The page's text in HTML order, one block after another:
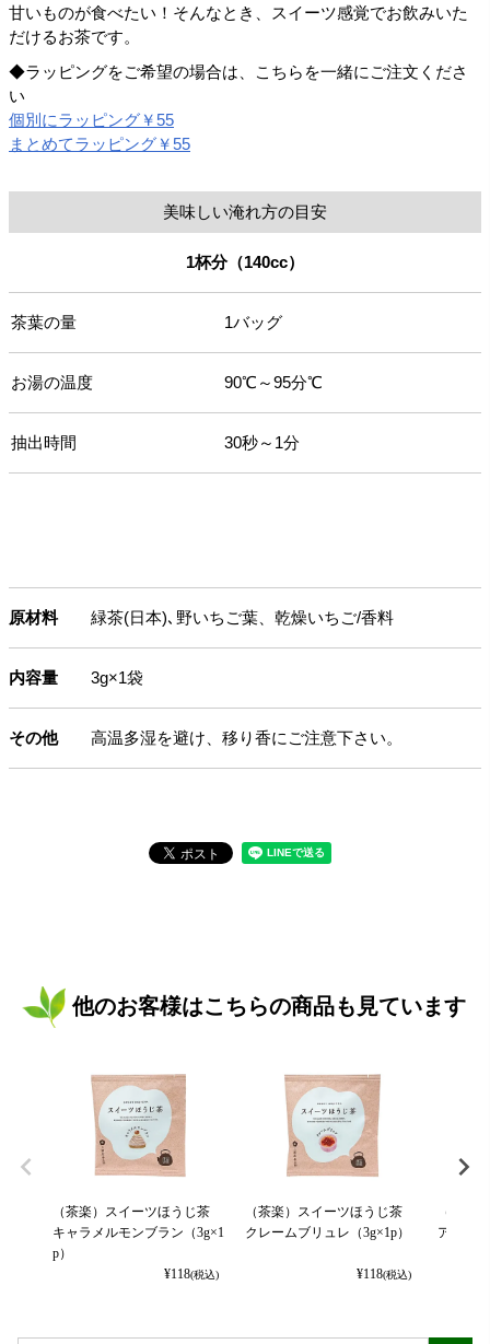
甘いものが食べたい！そんなとき、スイーツ感覚でお飲みいた
だけるお茶です。
◆ラッピングをご希望の場合は、こちらを一緒にご注文くださ
い
個別にラッピング￥55
まとめてラッピング￥55
美味しい淹れ方の目安
1杯分（140cc）
茶葉の量 1バッグ
お湯の温度 90℃～95分℃
抽出時間 30秒～1分
原材料 緑茶(日本)､野いちご葉、乾燥いちご/香料
内容量 3g×1袋
その他 高温多湿を避け、移り香にご注意下さい。
他のお客様はこちらの商品も見ています
（茶楽）スイーツほうじ茶
キャラメルモンブラン（3g×1
p）
¥118(税込)
（茶楽）スイーツほうじ茶
クレームブリュレ（3g×1p）
¥118(税込)
（茶楽
アップ